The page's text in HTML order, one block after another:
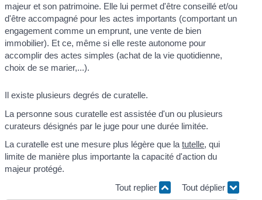
majeur et son patrimoine. Elle lui permet d'être conseillé et/ou
d'être accompagné pour les actes importants (comportant un
engagement comme un emprunt, une vente de bien
immobilier). Et ce, même si elle reste autonome pour
accomplir des actes simples (achat de la vie quotidienne,
choix de se marier,...).
Il existe plusieurs degrés de curatelle.
La personne sous curatelle est assistée d'un ou plusieurs
curateurs désignés par le juge pour une durée limitée.
La curatelle est une mesure plus légère que latutelle, qui
limite de manière plus importante la capacité d'action du
majeur protégé.
Tout replier
Tout déplier